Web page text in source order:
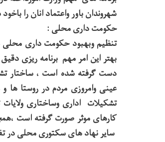
شهروندان باور واعتماد انان را
حکومت داری محلی :
تنظیم وبهبود حکومت داری محلی
دست گرفته شده است ، ساختار
عینی وامروزی مردم در روستا
تشکیلات اداری وساختاری
کارهای موثر صورت گرفته است
سایر نهاد های سکتوری محلی در